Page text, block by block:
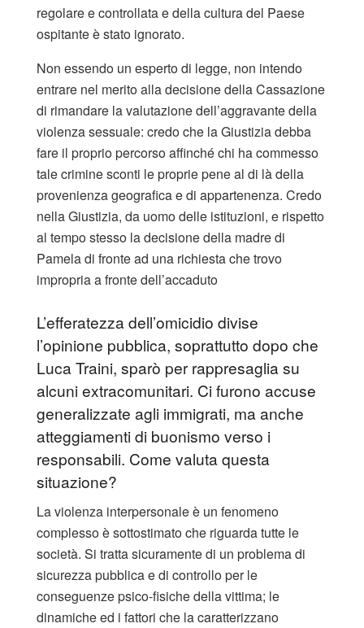
regolare e controllata e della cultura del Paese
ospitante è stato ignorato.
Non essendo un esperto di legge, non intendo
entrare nel merito alla decisione della Cassazione
di rimandare la valutazione dell’aggravante della
violenza sessuale: credo che la Giustizia debba
fare il proprio percorso affinché chi ha commesso
tale crimine sconti le proprie pene al di là della
provenienza geografica e di appartenenza. Credo
nella Giustizia, da uomo delle istituzioni, e rispetto
al tempo stesso la decisione della madre di
Pamela di fronte ad una richiesta che trovo
impropria a fronte dell’accaduto
L’efferatezza dell’omicidio divise
l’opinione pubblica, soprattutto dopo che
Luca Traini, sparò per rappresaglia su
alcuni extracomunitari. Ci furono accuse
generalizzate agli immigrati, ma anche
atteggiamenti di buonismo verso i
responsabili. Come valuta questa
situazione?
La violenza interpersonale è un fenomeno
complesso è sottostimato che riguarda tutte le
società. Si tratta sicuramente di un problema di
sicurezza pubblica e di controllo per le
conseguenze psico-fisiche della vittima; le
dinamiche ed i fattori che la caratterizzano